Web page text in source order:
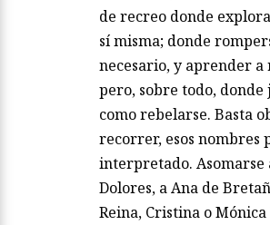
de recreo donde
sí misma; donde
necesario, y aprender a
pero, sobre todo,
como rebelarse. Basta
recorrer, esos nombres
interpretado. Asomarse
Dolores, a Ana de
Reina, Cristina o